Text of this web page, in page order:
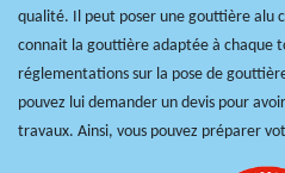
qualité. Il peut poser une gouttière alu
connait la gouttière adaptée à chaque
réglementations sur la pose de
pouvez lui demander un devis pour
travaux. Ainsi, vous pouvez préparer